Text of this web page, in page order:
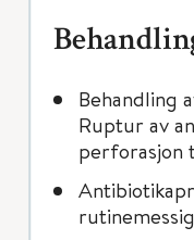
Behandling
Ruptur av
perforasjon